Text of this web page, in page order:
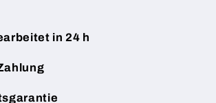
in 24 h